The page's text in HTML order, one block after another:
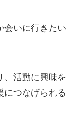
会いに行きたい
、活動に興味を
につなげられる